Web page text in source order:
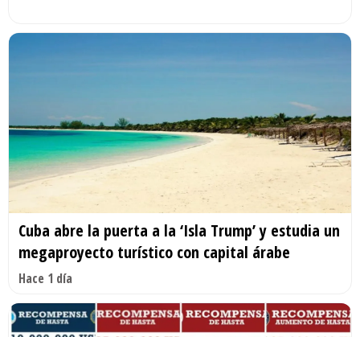
Cuba abre la puerta a la ‘Isla Trump’ y estudia un
megaproyecto turístico con capital árabe
Hace 1 día